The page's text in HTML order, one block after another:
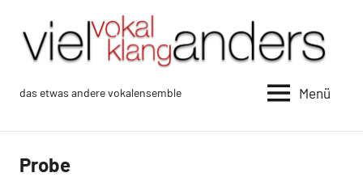
Inhalt
springen
viel
anders
das etwas andere vokalensemble Menü
Probe